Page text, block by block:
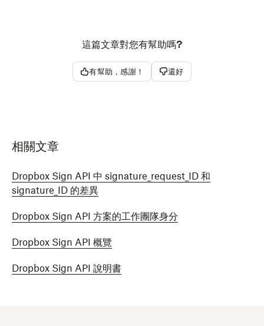
這篇文章對您有幫助嗎?
有幫助，感謝！ 還好
相關文章
Dropbox Sign API 中 signature_request_ID 和
signature_ID 的差異
Dropbox Sign API 方案的工作團隊身分
Dropbox Sign API 概覽
Dropbox Sign API 說明書